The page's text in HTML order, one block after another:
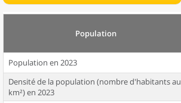
Population
Population en 2023
Densité de la population (nombre d'habitants au
km²) en 2023